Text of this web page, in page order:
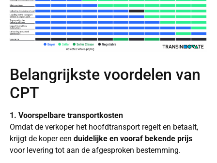
Belangrijkste voordelen van
CPT
1. Voorspelbare transportkosten
Omdat de verkoper het hoofdtransport regelt en betaalt,
krijgt de koper een duidelijke en vooraf bekende prijs
voor levering tot aan de afgesproken bestemming.